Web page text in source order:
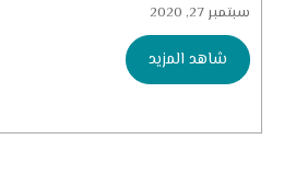
سبتمبر 27, 2020
شاهد المزيد